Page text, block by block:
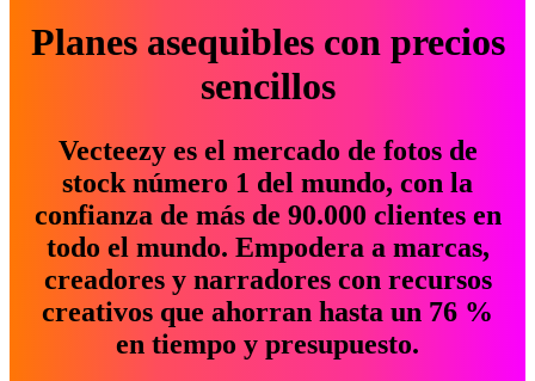
Planes asequibles con precios
sencillos
Vecteezy es el mercado de fotos de
stock número 1 del mundo, con la
confianza de más de 90.000 clientes en
todo el mundo. Empodera a marcas,
creadores y narradores con recursos
creativos que ahorran hasta un 76 %
en tiempo y presupuesto.